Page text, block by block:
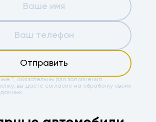
Отправить
*, обязательны для заполнения.
вы даёте согласие на обработку своих